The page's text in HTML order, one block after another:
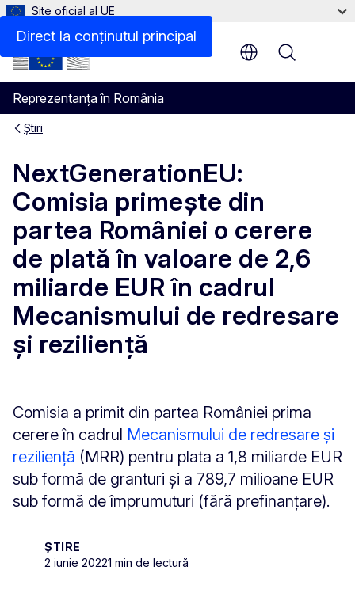
Direct la conținutul principal
Site oficial al UE
Reprezentanța în România
Menu
Știri
NextGenerationEU:
Comisia primește din
partea României o cerere
de plată în valoare de 2,6
miliarde EUR în cadrul
Mecanismului de redresare
și reziliență
Comisia a primit din partea României prima
cerere în cadrul Mecanismului de redresare și
reziliență (MRR) pentru plata a 1,8 miliarde EUR
sub formă de granturi și a 789,7 milioane EUR
sub formă de împrumuturi (fără prefinanțare).
ȘTIRE
2 iunie 20221 min de lectură